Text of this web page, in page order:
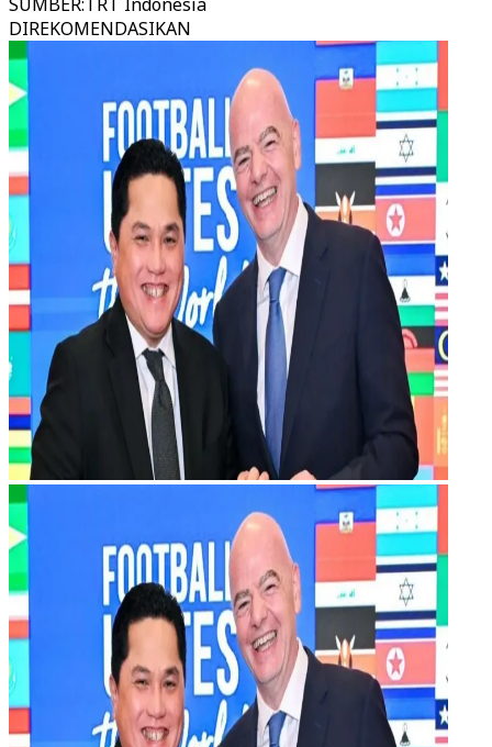
DIREKOMENDASIKAN